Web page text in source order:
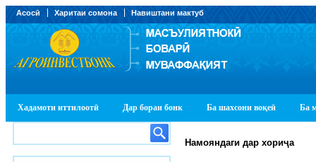
Асосӣ Харитаи сомона Навиштани мактуб
Хадамоти иттилоотӣ Дар бораи бонк Ба шахсони воқеӣ Ба
Намояндаги дар хориҷа